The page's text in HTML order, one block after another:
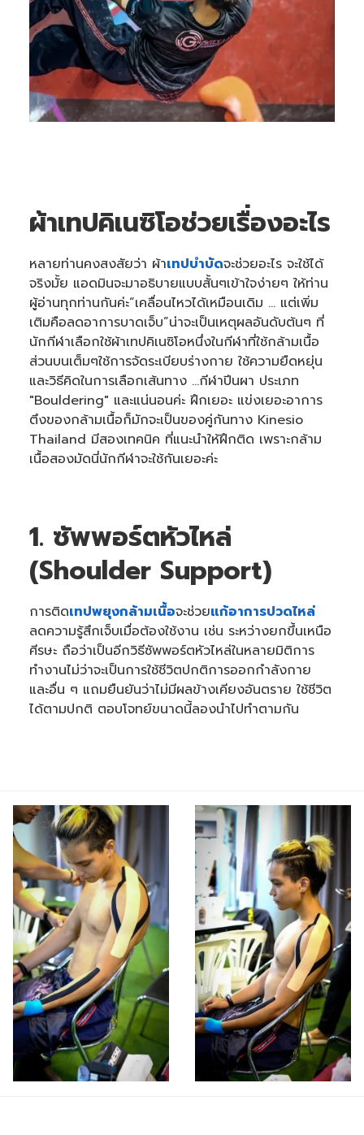
ผ้าเทปคิเนซิโอช่วยเรื่องอะไร
หลายท่านคงสงสัยว่า ผ้าเทปบำบัดจะช่วยอะไร จะใช้ได้
จริงมั้ย แอดมินจะมาอธิบายแบบสั้นๆเข้าใจง่ายๆ ให้ท่าน
ผู้อ่านทุกท่านกันค่ะ“เคลื่อนไหวได้เหมือนเดิม ... แต่เพิ่ม
เติมคือลดอาการบาดเจ็บ”น่าจะเป็นเหตุผลอันดับต้นๆ ที่
นักกีฬาเลือกใช้ผ้าเทปคิเนซิโอหนึ่งในกีฬาที่ใช้กล้ามเนื้อ
ส่วนบนเต็มๆใช้การจัดระเบียบร่างกาย ใช้ความยืดหยุ่น
และวิธีคิดในการเลือกเส้นทาง ...กีฬาปีนผา ประเภท
"Bouldering" และแน่นอนค่ะ ฝึกเยอะ แข่งเยอะอาการ
ตึงของกล้ามเนื้อก็มักจะเป็นของคู่กันทาง Kinesio
Thailand มีสองเทคนิค ที่แนะนำให้ฝึกติด เพราะกล้าม
เนื้อสองมัดนี่นักกีฬาจะใช้กันเยอะค่ะ
1. ซัพพอร์ตหัวไหล่
(Shoulder Support)
การติดเทปพยุงกล้ามเนื้อจะช่วยแก้อาการปวดไหล่
ลดความรู้สึกเจ็บเมื่อต้องใช้งาน เช่น ระหว่างยกขึ้นเหนือ
ศีรษะ ถือว่าเป็นอีกวิธีซัพพอร์ตหัวไหล่ในหลายมิติการ
ทำงานไม่ว่าจะเป็นการใช้ชีวิตปกติการออกกำลังกาย
และอื่น ๆ แถมยืนยันว่าไม่มีผลข้างเคียงอันตราย ใช้ชีวิต
ได้ตามปกติ ตอบโจทย์ขนาดนี้ลองนำไปทำตามกัน